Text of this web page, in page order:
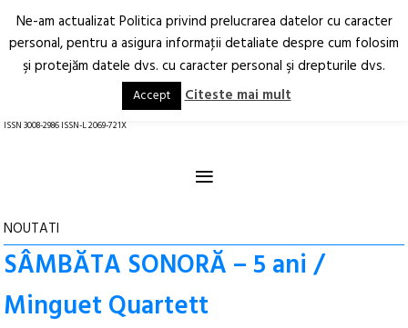
Arhitectură.
Oraș.
RO EN
ISSN 3008-2986 ISSN-L 2069-721X
≡
NOUTATI
SÂMBĂTA SONORĂ – 5 ani /
Minguet Quartett
Ne-am actualizat Politica privind prelucrarea datelor cu caracter
personal, pentru a asigura informaţii detaliate despre cum folosim
şi protejăm datele dvs. cu caracter personal şi drepturile dvs.
Accept Citeste mai mult